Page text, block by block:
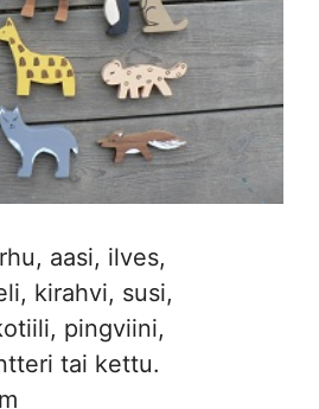
aasi, ilves,
kirahvi, susi,
pingviini,
tai kettu.